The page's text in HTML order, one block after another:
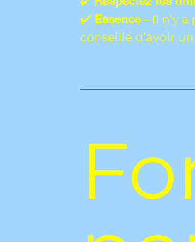
✔️ Essence– Il n’y
conseillé d’avoir un